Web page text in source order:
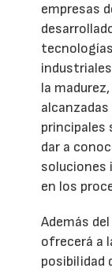
empresas
la
dar a
soluciones
en los
Además
ofrecerá a
posibilidad